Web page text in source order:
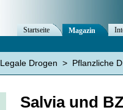
Salvia und
Startseite Magazin
Legale Drogen > Pflanzliche